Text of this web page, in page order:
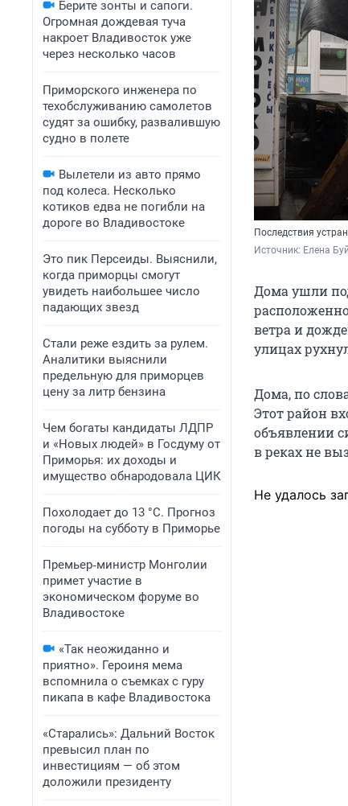
Берите зонты и сапоги.
Огромная дождевая туча
накроет Владивосток уже
через несколько часов
Приморского инженера по
техобслуживанию самолетов
судят за ошибку, развалившую
судно в полете
Вылетели из авто прямо
под колеса. Несколько
котиков едва не погибли на
дороге во Владивостоке
Это пик Персеиды. Выяснили,
когда приморцы смогут
увидеть наибольшее число
падающих звезд
Стали реже ездить за рулем.
Аналитики выяснили
предельную для приморцев
цену за литр бензина
Чем богаты кандидаты ЛДПР
и «Новых людей» в Госдуму от
Приморья: их доходы и
имущество обнародовала ЦИК
Похолодает до 13 °C. Прогноз
погоды на субботу в Приморье
Премьер‑министр Монголии
примет участие в
экономическом форуме во
Владивостоке
«Так неожиданно и
приятно». Героиня мема
вспомнила о съемках с гуру
пикапа в кафе Владивостока
«Старались»: Дальний Восток
превысил план по
инвестициям — об этом
доложили президенту
Последствия
Источник: Елена
Дома ушли
ветра и
улицах
Дома, по
Этот район
объявлении
в реках не
Не удалось